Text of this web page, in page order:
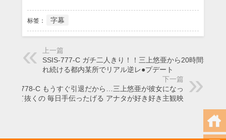
标签： 字幕
上一篇
SSIS-777-C ガチ二人きり！！三上悠亜から20時間犯さ
れ続ける都内某所でリアル逆レ●プデート
下一篇
SSIS-778-C もうすぐ引退だから…三上悠亜が彼女になっ
て抜くの 毎日手伝ったげる アナタが好き好き主観映